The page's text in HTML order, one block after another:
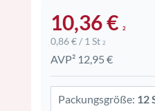
10,36 € 2
0,86 € / 1 St 2
AVP² 12,95 €
Packungsgröße: 12